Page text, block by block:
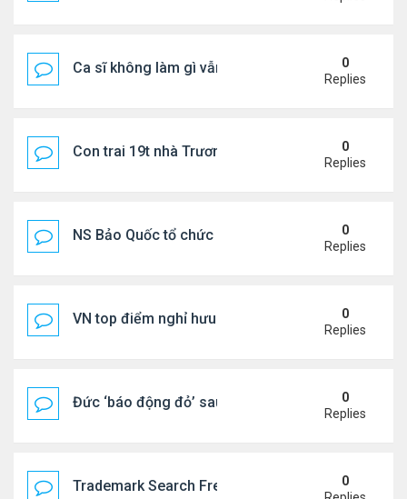
Ca sĩ không làm gì vẫn kiếm được 400 triệu đồng/
0
Replies
Con trai 19t nhà Trương Bá Chi - Tạ Đình Phong
0
Replies
NS Bảo Quốc tổ chức sn cho bà xã
0
Replies
VN top điểm nghỉ hưu lý tưởng cho người Mỹ
0
Replies
Đức ‘báo động đỏ’ sau vụ phát hiện UAV mang
0
Replies
Trademark Search Free – Is It Worth Doing
0